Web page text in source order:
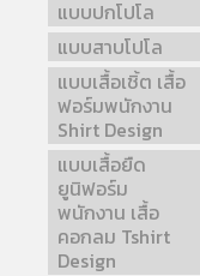
แบบปกโปโล
แบบสาบโปโล
แบบเสื้อเชิ้ต เสื้อ
ฟอร์มพนักงาน
Shirt Design
แบบเสื้อยืด
ยูนิฟอร์ม
พนักงาน เสื้อ
คอกลม Tshirt
Design